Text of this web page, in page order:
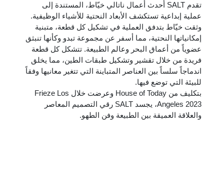
تقدم SALT أحدث أعمال ناتالي خيّاط، المستندة إلى
عملية إبداعية تستكشف الأبعاد النحتية للأشياء الوظيفية.
وثقت خيّاط بتدفق العملية في تشكيل كل قطعة، متبنية
إمكانياتها النحتية، مما أسفر عن مجموعة تبدو وكأنها تنبثق
عضوياً من أعماق البحر وعالم الطبيعة. تتشكل كل قطعة
فريدة من خلال تقشير وتشكيل طبقات الطين، مما يخلق
اندماجاً سلساً بين العناصر المتباينة التي تتغير معانيها وفقاً
للبيئة التي توضع فيها.
بتكليف من House of Today وعرضت خلال Frieze Los
Angeles 2023، يجسد SALT رقي التصميم المعاصر
والعلاقة العميقة بين الطبيعة وفن الطهو.